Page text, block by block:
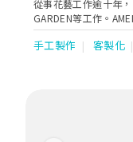
從事花藝工作逾十年
GARDEN等工作。
2016年再成立品牌—
REVLON, APPLE,
手工製作 客製化